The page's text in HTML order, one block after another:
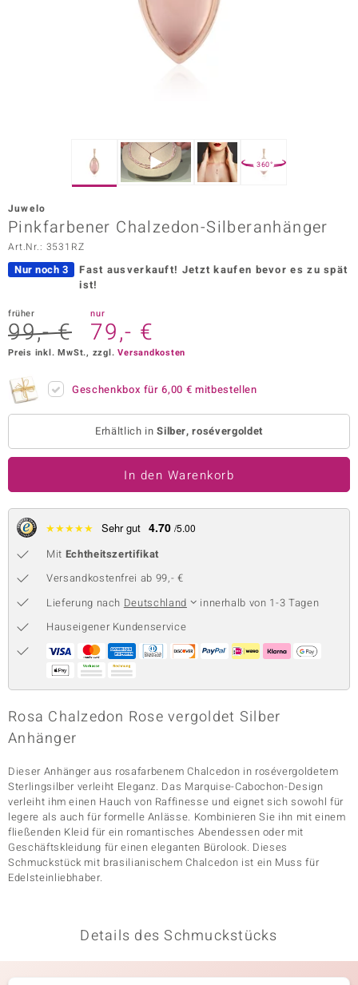
Vogue
BY DE MELO
Collection
Classics
360°
Juwelo
Pinkfarbener Chalzedon-Silberanhänger
Art.Nr.: 3531RZ
Nur noch 3 Fast ausverkauft! Jetzt kaufen bevor es zu spät
ist!
früher
99,- €
nur
79,- €
Preis inkl. MwSt., zzgl.Versandkosten
Geschenkbox für6,00 € mitbestellen
Erhältlich inSilber, rosévergoldet
In den Warenkorb
★★★★★ Sehr gut 4.70 /5.00
Mit Echtheitszertifikat
Versandkostenfrei ab 99,- €
Lieferung nach Deutschland
innerhalb von 1-3 Tagen
Hauseigener Kundenservice
Rosa Chalzedon Rose vergoldet Silber
Anhänger
Dieser Anhänger aus rosafarbenem Chalcedon in rosévergoldetem
Sterlingsilber verleiht Eleganz. Das Marquise-Cabochon-Design
verleiht ihm einen Hauch von Raffinesse und eignet sich sowohl für
legere als auch für formelle Anlässe. Kombinieren Sie ihn mit einem
fließenden Kleid für ein romantisches Abendessen oder mit
Geschäftskleidung für einen eleganten Bürolook. Dieses
Schmuckstück mit brasilianischem Chalcedon ist ein Muss für
Edelsteinliebhaber.
Details des Schmuckstücks